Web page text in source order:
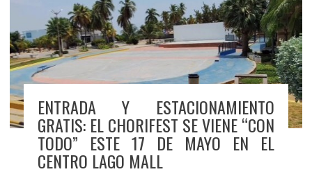
ENTRADA Y ESTACIONAMIENTO
GRATIS: EL CHORIFEST SE VIENE “CON
TODO” ESTE 17 DE MAYO EN EL
CENTRO LAGO MALL